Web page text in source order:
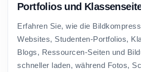
Portfolios und
Erfahren Sie, wie die
Websites, Studenten-Portfolios,
Blogs, Ressourcen-Seiten und
schneller laden, während Fotos,